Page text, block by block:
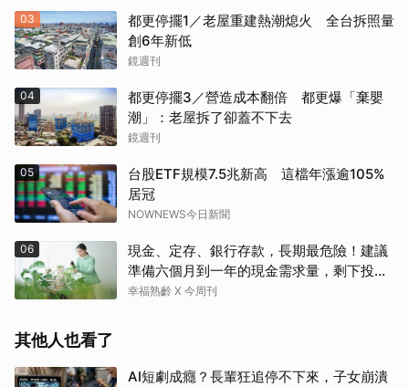
03
都更停擺1／老屋重建熱潮熄火 全台拆照量
創6年新低
鏡週刊
04
都更停擺3／營造成本翻倍 都更爆「棄嬰
潮」：老屋拆了卻蓋不下去
鏡週刊
05
台股ETF規模7.5兆新高 這檔年漲逾105%
居冠
NOWNEWS今日新聞
06
現金、定存、銀行存款，長期最危險！建議
準備六個月到一年的現金需求量，剩下投資
這2個
幸福熟齡 X 今周刊
其他人也看了
AI短劇成癮？長輩狂追停不下來，子女崩潰